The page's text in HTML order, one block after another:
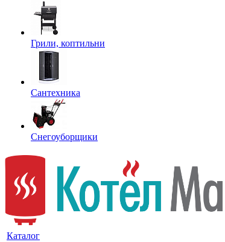
Грили, коптильни
Сантехника
Снегоуборщики
Каталог